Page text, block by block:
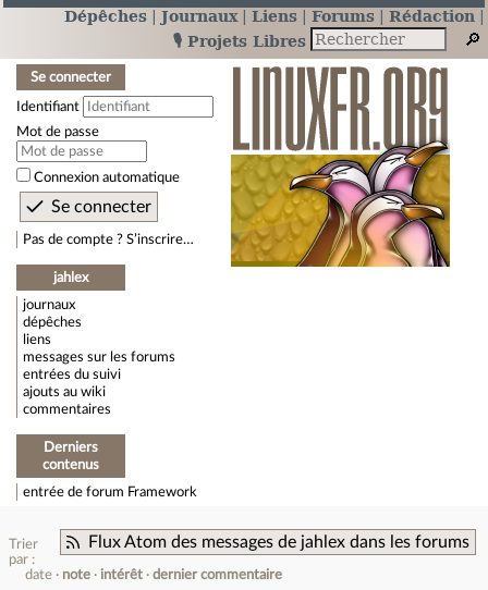
Dépêches Journaux Liens Forums
Rédaction
🎙️ Projets Libres
Se connecter
Identifiant
Mot de passe
Connexion automatique
Pas de compte ? S’inscrire…
jahlex
journaux
dépêches
liens
messages sur les forums
entrées du suivi
ajouts au wiki
commentaires
Derniers
contenus
entrée de forum Framework
Flux Atom des messages de jahlex dans les forums
Trier
par :
date
note intérêt dernier commentaire